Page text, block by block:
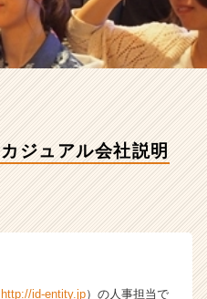
http://id-entity.jp）の人事担当で